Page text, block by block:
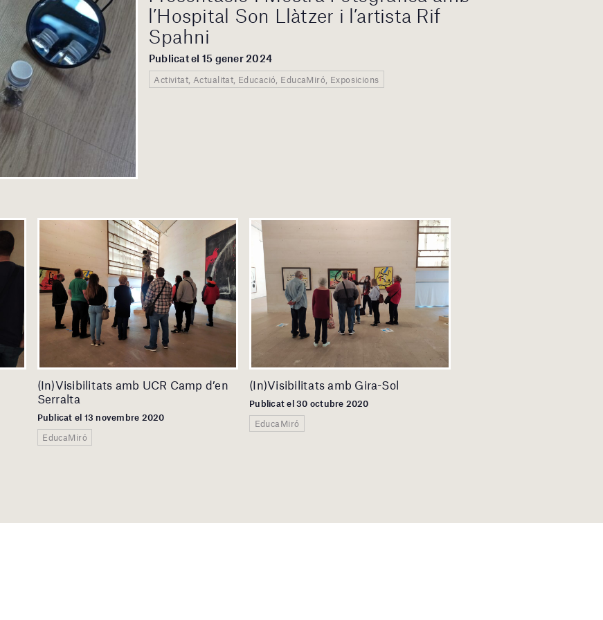
l’Hospital Son Llàtzer i l’artista Rif
Spahni
Publicat el 15 gener 2024
Activitat, Actualitat, Educació, EducaMiró, Exposicions
(In)Visibilitats amb UCR Camp d’en
Serralta
Publicat el 13 novembre 2020
EducaMiró
(In)Visibilitats amb Gira-Sol
Publicat el 30 octubre 2020
EducaMiró